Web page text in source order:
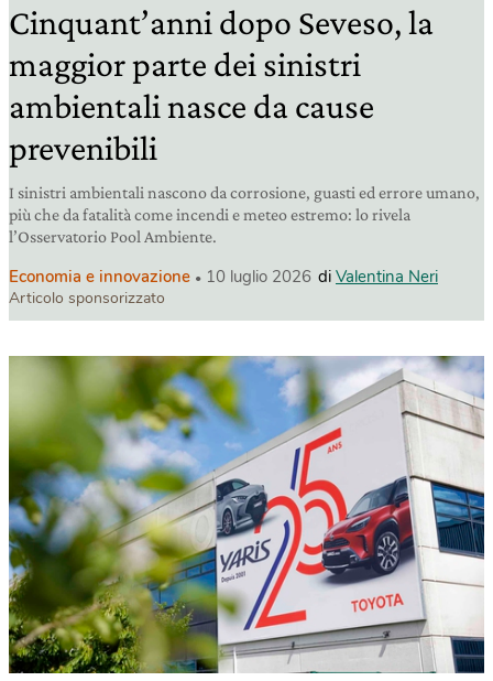
Cinquant’anni dopo Seveso, la
maggior parte dei sinistri
ambientali nasce da cause
prevenibili
I sinistri ambientali nascono da corrosione, guasti ed errore umano,
più che da fatalità come incendi e meteo estremo: lo rivela
l’Osservatorio Pool Ambiente.
Economia e innovazione 10 luglio 2026 di Valentina Neri
Articolo sponsorizzato